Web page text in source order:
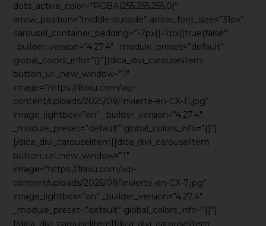
dots_active_color=”RGBA(255,255,255,0)”
arrow_position=”middle-outside” arrow_font_size=”31px”
carousel_container_padding=”-7px||-7px||true|false”
_builder_version=”4.27.4″ _module_preset=”default”
global_colors_info=”{}”][dica_divi_carouselitem
button_url_new_window=”1″
image=”https://fraxu.com/wp-
content/uploads/2025/09/Invierte-en-CX-11.jpg”
image_lightbox=”on” _builder_version=”4.27.4″
_module_preset=”default” global_colors_info=”{}”]
[/dica_divi_carouselitem][dica_divi_carouselitem
button_url_new_window=”1″
image=”https://fraxu.com/wp-
content/uploads/2025/09/Invierte-en-CX-7.jpg”
image_lightbox=”on” _builder_version=”4.27.4″
_module_preset=”default” global_colors_info=”{}”]
[/dica_divi_carouselitem][dica_divi_carouselitem